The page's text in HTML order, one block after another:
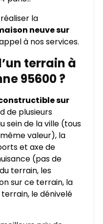
la
neuve sur
à nos services.
terrain à
95600 ?
sur
de plusieurs
sein de la ville (tous
valeur), la
et axe de
(pas de
terrain, les
sur ce terrain, la
le dénivelé